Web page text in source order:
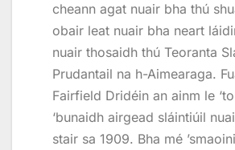
cheann agat nuair bha thú
obair leat nuair bha neart
nuair thosaidh thú Teoranta
Prudantail na h-Aimearaga.
Fairfield Dridéin an ainm le
‘bunaidh airgead sláintiúil
stair sa 1909. Bha mé